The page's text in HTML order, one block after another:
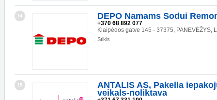
14 DEPO Namams Sodui
+370 68 892 077
Klaipėdos gatve 145 - 37375, PANEVĖŽYS,
Stikls
15
ANTALIS AS, Pakella
veikals-noliktava